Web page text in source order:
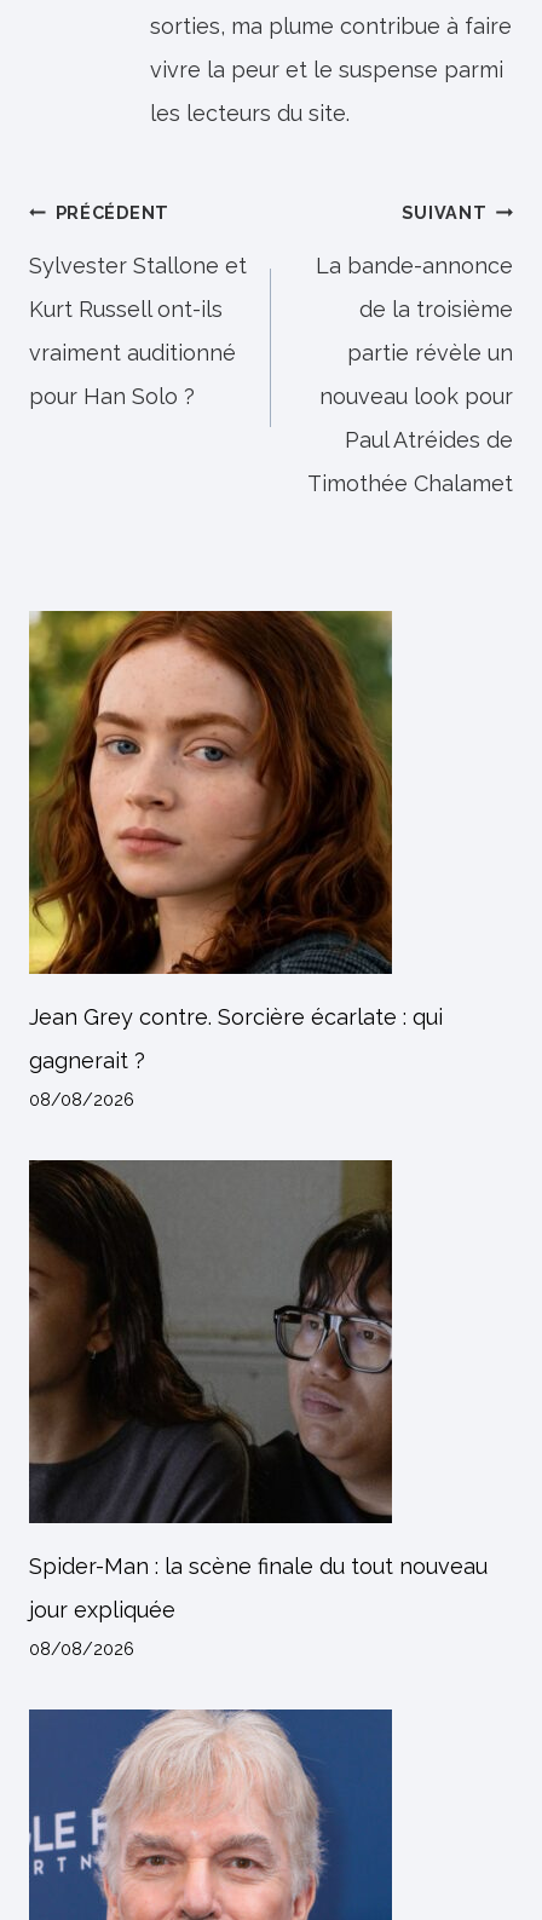
sorties, ma plume contribue à faire
vivre la peur et le suspense parmi
les lecteurs du site.
Navigation
de
l’article
PRÉCÉDENT
Sylvester Stallone et
Kurt Russell ont-ils
vraiment auditionné
pour Han Solo ?
SUIVANT
La bande-annonce
de la troisième
partie révèle un
nouveau look pour
Paul Atréides de
Timothée Chalamet
Jean Grey contre. Sorcière écarlate : qui
gagnerait ?
08/08/2026
Spider-Man : la scène finale du tout nouveau
jour expliquée
08/08/2026